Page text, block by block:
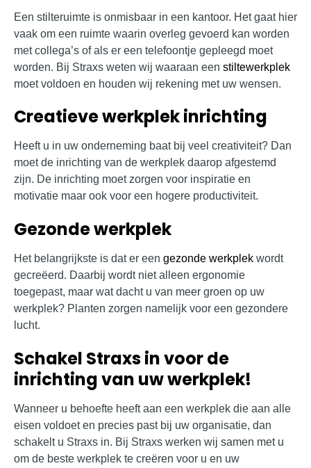
Een stilteruimte is onmisbaar in een kantoor. Het gaat hier
vaak om een ruimte waarin overleg gevoerd kan worden
met collega’s of als er een telefoontje gepleegd moet
worden. Bij Straxs weten wij waaraan een stiltewerkplek
moet voldoen en houden wij rekening met uw wensen.
Creatieve werkplek inrichting
Heeft u in uw onderneming baat bij veel creativiteit? Dan
moet de inrichting van de werkplek daarop afgestemd
zijn. De inrichting moet zorgen voor inspiratie en
motivatie maar ook voor een hogere productiviteit.
Gezonde werkplek
Het belangrijkste is dat er een gezonde werkplek wordt
gecreëerd. Daarbij wordt niet alleen ergonomie
toegepast, maar wat dacht u van meer groen op uw
werkplek? Planten zorgen namelijk voor een gezondere
lucht.
Schakel Straxs in voor de
inrichting van uw werkplek!
Wanneer u behoefte heeft aan een werkplek die aan alle
eisen voldoet en precies past bij uw organisatie, dan
schakelt u Straxs in. Bij Straxs werken wij samen met u
om de beste werkplek te creëren voor u en uw